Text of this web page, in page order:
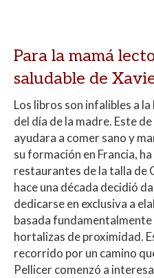
Para la mamá
saludable de
Los libros son infalibles a
del día de la madre. Este
ayudara a comer sano y
su formación en Francia,
restaurantes de la talla de
hace una década decidió
dedicarse en exclusiva a
basada
hortalizas de proximidad.
recorrido por un camino
Pellicer comenzó a